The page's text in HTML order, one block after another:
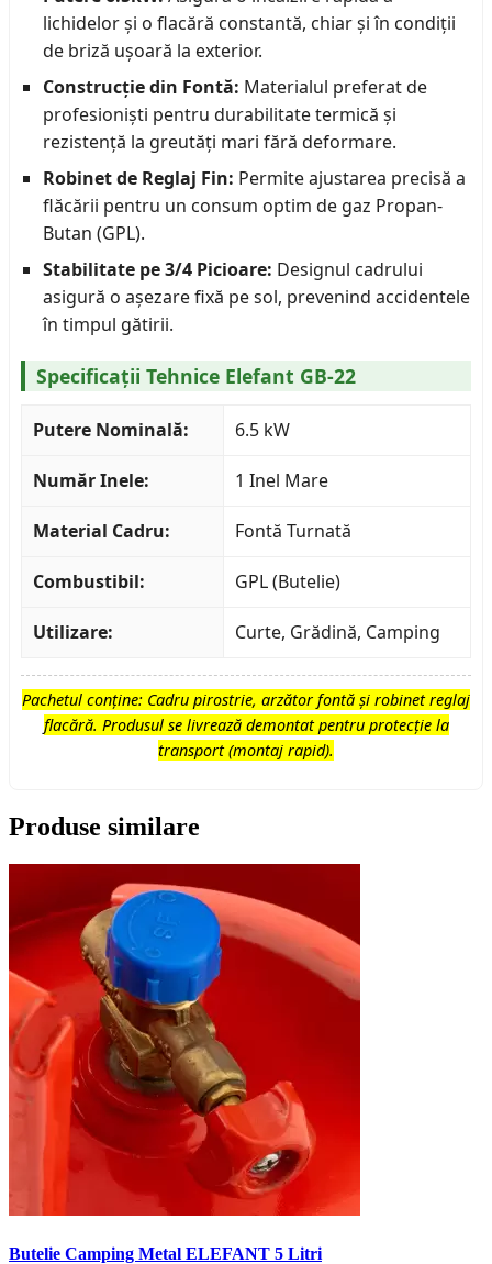
lichidelor și o flacără constantă, chiar și în condiții
de briză ușoară la exterior.
Construcție din Fontă: Materialul preferat de
profesioniști pentru durabilitate termică și
rezistență la greutăți mari fără deformare.
Robinet de Reglaj Fin: Permite ajustarea precisă a
flăcării pentru un consum optim de gaz Propan-
Butan (GPL).
Stabilitate pe 3/4 Picioare: Designul cadrului
asigură o așezare fixă pe sol, prevenind accidentele
în timpul gătirii.
Specificații Tehnice Elefant GB-22
Putere Nominală: 6.5 kW
Număr Inele: 1 Inel Mare
Material Cadru: Fontă Turnată
Combustibil: GPL (Butelie)
Utilizare: Curte, Grădină, Camping
Pachetul conține: Cadru pirostrie, arzător fontă și robinet reglaj
flacără. Produsul se livrează demontat pentru protecție la
transport (montaj rapid).
Produse similare
Butelie Camping Metal ELEFANT 5 Litri